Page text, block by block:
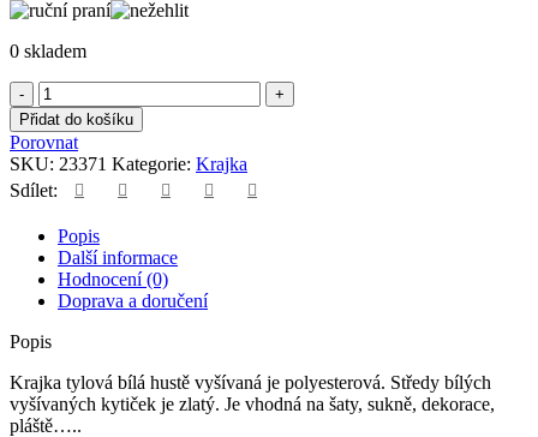
0 skladem
Krajka
tylová
bílá
hustě
vyšívaná
množství
Přidat do košíku
Porovnat
SKU: 23371 Kategorie: Krajka
Sdílet:
Popis
Další informace
Hodnocení (0)
Doprava a doručení
Popis
Krajka tylová bílá hustě vyšívaná je polyesterová. Středy bílých
vyšívaných kytiček je zlatý. Je vhodná na šaty, sukně, dekorace,
pláště…..